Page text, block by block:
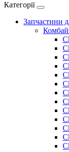
Категорії
Запчастини